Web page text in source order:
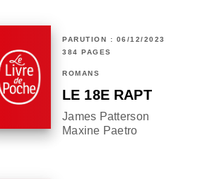
PARUTION : 06/12/2023
384 PAGES
ROMANS
LE 18E RAPT
James Patterson
Maxine Paetro